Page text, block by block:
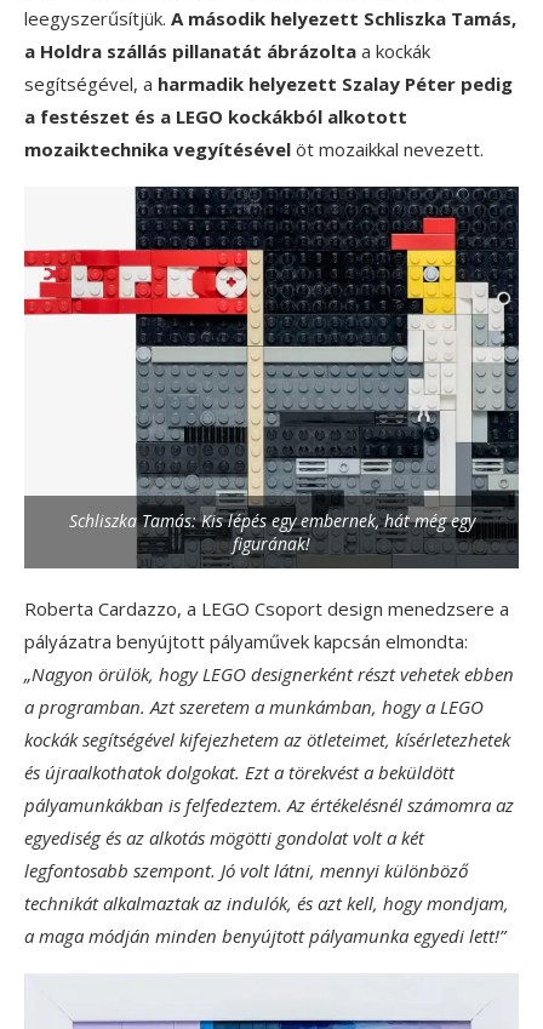
leegyszerűsítjük. A második helyezett Schliszka Tamás,
a Holdra szállás pillanatát ábrázolta a kockák
segítségével, a harmadik helyezett Szalay Péter pedig
a festészet és a LEGO kockákból alkotott
mozaiktechnika vegyítésével öt mozaikkal nevezett.
Schliszka Tamás: Kis lépés egy embernek, hát még egy
figurának!
Roberta Cardazzo, a LEGO Csoport design menedzsere a
pályázatra benyújtott pályaművek kapcsán elmondta:
„Nagyon örülök, hogy LEGO designerként részt vehetek ebben
a programban. Azt szeretem a munkámban, hogy a LEGO
kockák segítségével kifejezhetem az ötleteimet, kísérletezhetek
és újraalkothatok dolgokat. Ezt a törekvést a beküldött
pályamunkákban is felfedeztem. Az értékelésnél számomra az
egyediség és az alkotás mögötti gondolat volt a két
legfontosabb szempont. Jó volt látni, mennyi különböző
technikát alkalmaztak az indulók, és azt kell, hogy mondjam,
a maga módján minden benyújtott pályamunka egyedi lett!”